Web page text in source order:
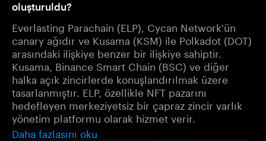
oluşturuldu?
Everlasting Parachain (ELP), Cycan Network'ün
canary ağıdır ve Kusama (KSM) ile Polkadot (DOT)
arasındaki ilişkiye benzer bir ilişkiye sahiptir.
Kusama, Binance Smart Chain (BSC) ve diğer
halka açık zincirlerde konuşlandırılmak üzere
tasarlanmıştır. ELP, özellikle NFT pazarını
hedefleyen merkeziyetsiz bir çapraz zincir varlık
yönetim platformu olarak hizmet verir.
Daha fazlasını oku